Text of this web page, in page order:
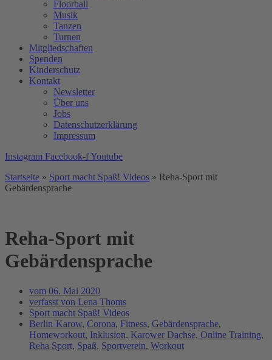
Floorball
Musik
Tanzen
Turnen
Mitgliedschaften
Spenden
Kinderschutz
Kontakt
Newsletter
Über uns
Jobs
Datenschutzerklärung
Impressum
Instagram Facebook-fYoutube
Startseite » Sport macht Spaß! Videos » Reha-Sport mit
Gebärdensprache
Reha-Sport mit
Gebärdensprache
vom 06. Mai 2020
verfasst von Lena Thoms
Sport macht Spaß! Videos
Berlin-Karow, Corona, Fitness, Gebärdensprache,
Homeworkout, Inklusion, Karower Dachse, Online Training,
Reha Sport, Spaß, Sportverein, Workout